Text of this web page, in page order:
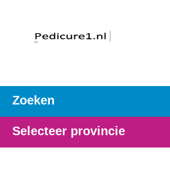
Zoeken
Selecteer provincie